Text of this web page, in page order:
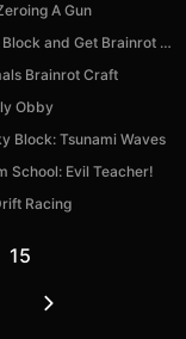
A Gun
Kick Lucky Block and Get Brainrot Mine-Mobs!
Brainrot Craft
Obby
Block: Tsunami Waves
School: Evil Teacher!
Racing
15